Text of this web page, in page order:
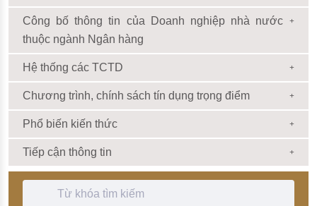
Công bố thông tin của Doanh nghiệp nhà nước
thuộc ngành Ngân hàng
Hệ thống các TCTD
Chương trình, chính sách tín dụng trọng điểm
Phổ biến kiến thức
Tiếp cận thông tin
Thanh Tìm kiếm